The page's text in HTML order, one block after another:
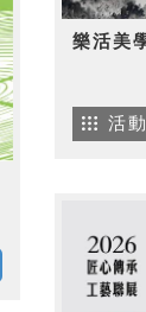
樂活美
活動